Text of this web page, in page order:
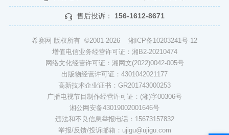
售后投诉： 156-1612-8671
希赛网 版权所有 ©2001-2026 湘ICP备10203241号-12
增值电信业务经营许可证：湘B2-20210474
网络文化经营许可证：湘网文(2022)0042-005号
出版物经营许可证：4301042021177
高新技术企业证书：GR201743000253
广播电视节目制作经营许可证：(湘)字00306号
湘公网安备43019002001646号
违法和不良信息举报电话：15673157832
举报/反馈/投诉邮箱：ujigu@ujigu.com